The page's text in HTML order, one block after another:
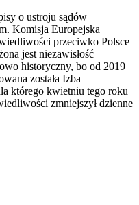
o ustroju sądów
Komisja Europejska
przeciwko Polsce
jest niezawisłość
historyczny, bo od 2019
została Izba
którego kwietniu tego roku
zmniejszył dzienne